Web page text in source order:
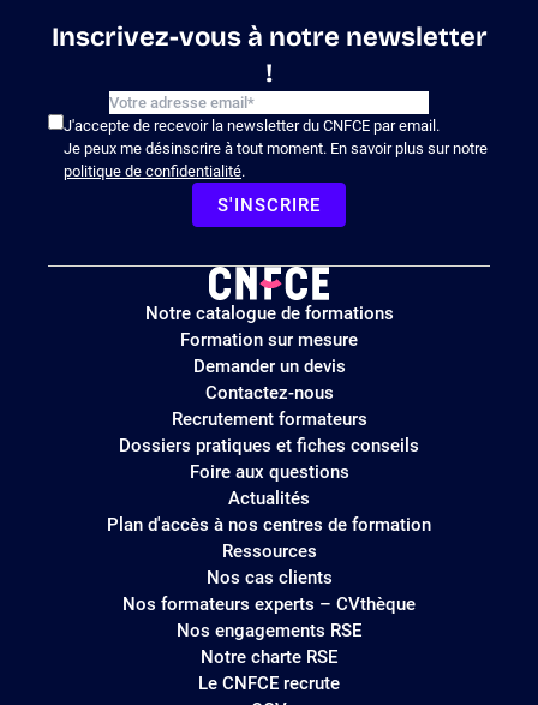
Inscrivez-vous à notre newsletter
!
J'accepte de recevoir la newsletter du CNFCE par email.
Je peux me désinscrire à tout moment. En savoir plus sur notre
politique de confidentialité.
S'INSCRIRE
Logo
site
Notre catalogue de formations
Formation sur mesure
Demander un devis
Contactez-nous
Recrutement formateurs
Dossiers pratiques et fiches conseils
Foire aux questions
Actualités
Plan d'accès à nos centres de formation
Ressources
Nos cas clients
Nos formateurs experts – CVthèque
Nos engagements RSE
Notre charte RSE
Le CNFCE recrute